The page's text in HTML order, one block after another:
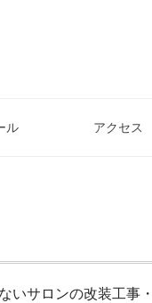
ル アクセス
いサロンの改装工事